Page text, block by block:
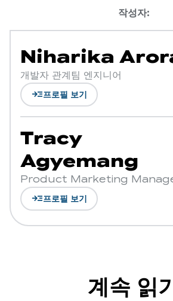
작성자:
Niharika
개발자 관계팀 엔지니어
read_more프로필 보기
Tracy
Agyemang
Product Marketing
read_more프로필 보기
계속 읽